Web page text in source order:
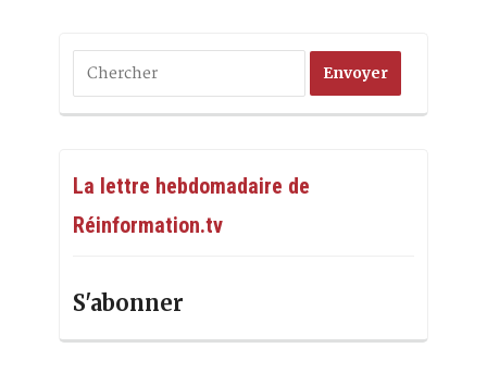
La lettre hebdomadaire de
Réinformation.tv
S'abonner